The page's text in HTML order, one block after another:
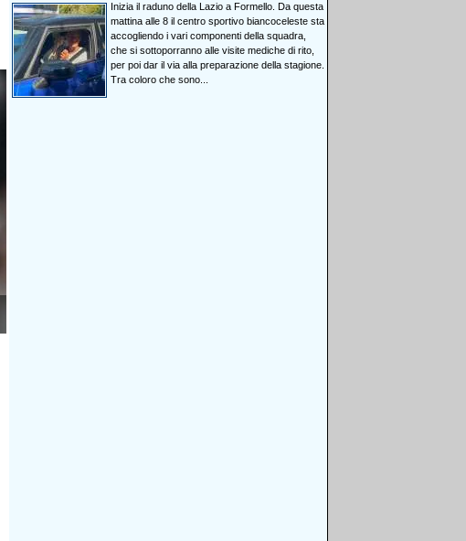
Inizia il raduno della Lazio a Formello. Da questa
mattina alle 8 il centro sportivo biancoceleste sta
accogliendo i vari componenti della squadra,
che si sottoporranno alle visite mediche di rito,
per poi dar il via alla preparazione della stagione.
Tra coloro che sono...